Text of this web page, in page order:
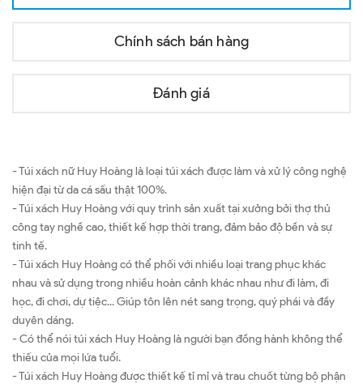
Chính sách bán hàng
Đánh giá
- Túi xách nữ Huy Hoàng là loại túi xách được làm và xử lý công nghệ
hiện đại từ da cá sấu thật 100%.
- Túi xách Huy Hoàng với quy trình sản xuất tại xưởng bởi thợ thủ
công tay nghề cao, thiết kế hợp thời trang, đảm bảo độ bền và sự
tinh tế.
- Túi xách Huy Hoàng có thể phối với nhiều loại trang phục khác
nhau và sử dụng trong nhiều hoàn cảnh khác nhau như đi làm, đi
học, đi chơi, dự tiệc... Giúp tôn lên nét sang trọng, quý phái và đầy
duyên dáng.
- Có thể nói túi xách Huy Hoàng là người bạn đồng hành không thể
thiếu của mọi lứa tuổi.
- Túi xách Huy Hoàng được thiết kế tỉ mỉ và trau chuốt từng bộ phận